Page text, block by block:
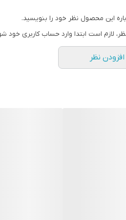
این محصول نظر خود را بنویسید.
لازم است ابتدا وارد حساب کاربری خود
افزودن نظر